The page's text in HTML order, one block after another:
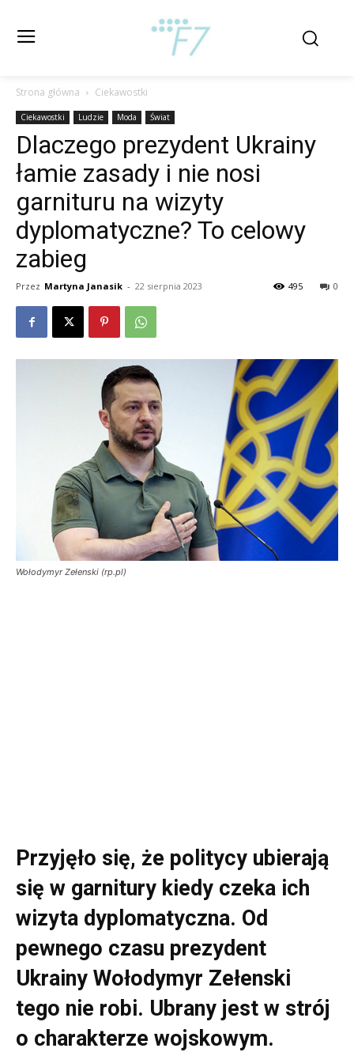
Strona główna Ciekawostki
Ciekawostki Ludzie Moda Świat
Dlaczego prezydent Ukrainy
łamie zasady i nie nosi
garnituru na wizyty
dyplomatyczne? To celowy
zabieg
Przez Martyna Janasik - 22 sierpnia 2023 0
495
Wołodymyr Zełenski (rp.pl)
Przyjęło się, że politycy ubierają
się w garnitury kiedy czeka ich
wizyta dyplomatyczna. Od
pewnego czasu prezydent
Ukrainy Wołodymyr Zełenski
tego nie robi. Ubrany jest w strój
o charakterze wojskowym.